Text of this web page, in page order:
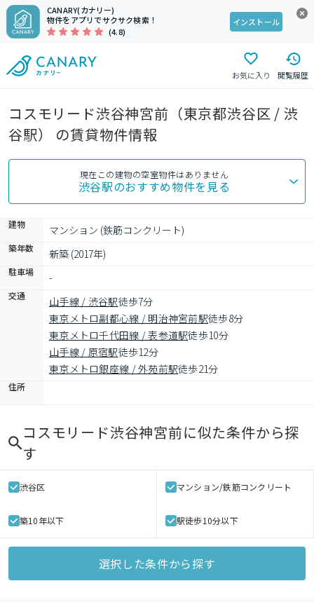
CANARY(カナリー)
物件をアプリでサクサク検索！
(4.8)
インストール
お気に入り 閲覧履歴
コスモリード渋谷神宮前（東京都渋谷区 / 渋
谷駅） の賃貸物件情報
現在この建物の空室物件はありません
渋谷駅のおすすめ物件を見る
建物 マンション (鉄筋コンクリート)
築年数 新築 (2017年)
駐車場 -
交通 山手線 / 渋谷駅徒歩7分
東京メトロ副都心線 / 明治神宮前駅徒歩8分
東京メトロ千代田線 / 表参道駅徒歩10分
山手線 / 原宿駅徒歩12分
東京メトロ銀座線 / 外苑前駅徒歩21分
住所
コスモリード渋谷神宮前に似た条件から探
す
渋谷区 マンション/鉄筋コンクリート
築10年以下 駅徒歩10分以下
選択した条件から探す